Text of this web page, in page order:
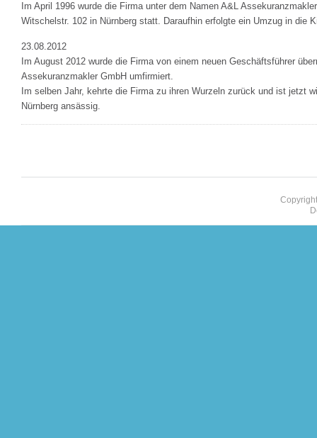
Im April 1996 wurde die Firma unter dem Namen A&L
Witschelstr. 102 in Nürnberg statt. Daraufhin erfolgte ein Umzug in die
23.08.2012
Im August 2012 wurde die Firma von einem neuen Geschäftsführer
Assekuranzmakler GmbH umfirmiert.
Im selben Jahr, kehrte die Firma zu ihren Wurzeln zurück und ist jetzt
Nürnberg ansässig.